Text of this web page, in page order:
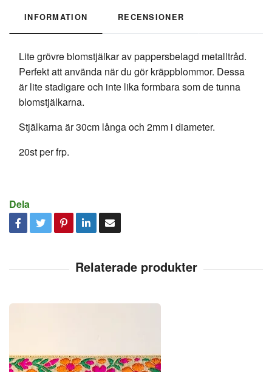
INFORMATION RECENSIONER
Lite grövre blomstjälkar av pappersbelagd metalltråd.
Perfekt att använda när du gör kräppblommor. Dessa
är lite stadigare och inte lika formbara som de tunna
blomstjälkarna.
Stjälkarna är 30cm långa och 2mm i diameter.
20st per frp.
Dela